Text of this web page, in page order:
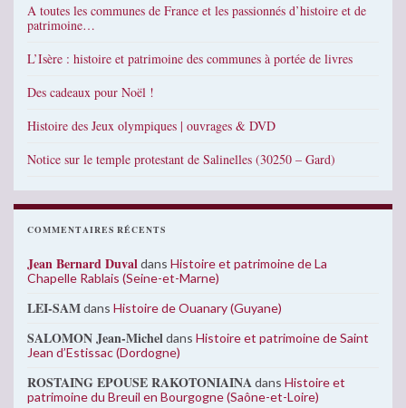
A toutes les communes de France et les passionnés d’histoire et de
patrimoine…
L’Isère : histoire et patrimoine des communes à portée de livres
Des cadeaux pour Noël !
Histoire des Jeux olympiques | ouvrages & DVD
Notice sur le temple protestant de Salinelles (30250 – Gard)
COMMENTAIRES RÉCENTS
Jean Bernard Duvaldans Histoire et patrimoine de La
Chapelle Rablais (Seine-et-Marne)
LEI-SAMdans Histoire de Ouanary (Guyane)
SALOMON Jean-Micheldans Histoire et patrimoine de Saint
Jean d’Estissac (Dordogne)
ROSTAING EPOUSE RAKOTONIAINAdans Histoire et
patrimoine du Breuil en Bourgogne (Saône-et-Loire)